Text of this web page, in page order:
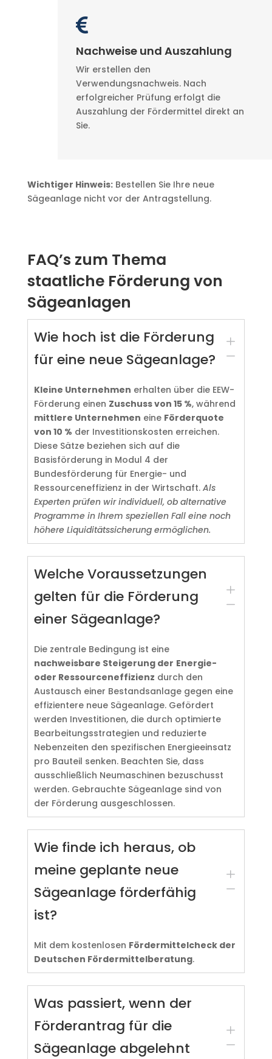

Nachweise und Auszahlung
Wir erstellen den
Verwendungsnachweis. Nach
erfolgreicher Prüfung erfolgt die
Auszahlung der Fördermittel direkt an
Sie.
Wichtiger Hinweis:Bestellen Sie Ihre neue
Sägeanlage nicht vor der Antragstellung.
FAQ’s zum Thema
staatliche Förderung von
Sägeanlagen
Wie hoch ist die Förderung
für eine neue Sägeanlage?
L
K
Kleine Unternehmen erhalten über die EEW-
Förderung einen Zuschuss von 15 %, während
mittlere Unternehmen eine Förderquote
von 10 % der Investitionskosten erreichen.
Diese Sätze beziehen sich auf die
Basisförderung in Modul 4 der
Bundesförderung für Energie- und
Ressourceneffizienz in der Wirtschaft. Als
Experten prüfen wir individuell, ob alternative
Programme in Ihrem speziellen Fall eine noch
höhere Liquiditätssicherung ermöglichen.
Welche Voraussetzungen
gelten für die Förderung
einer Sägeanlage?
L
K
Die zentrale Bedingung ist eine
nachweisbare Steigerung der Energie-
oder Ressourceneffizienz durch den
Austausch einer Bestandsanlage gegen eine
effizientere neue Sägeanlage. Gefördert
werden Investitionen, die durch optimierte
Bearbeitungsstrategien und reduzierte
Nebenzeiten den spezifischen Energieeinsatz
pro Bauteil senken. Beachten Sie, dass
ausschließlich Neumaschinen bezuschusst
werden. Gebrauchte Sägeanlage sind von
der Förderung ausgeschlossen.
Wie finde ich heraus, ob
meine geplante neue
Sägeanlage förderfähig
ist?
L
K
Mit dem kostenlosen Fördermittelcheck der
Deutschen Fördermittelberatung.
Was passiert, wenn der
Förderantrag für die
Sägeanlage abgelehnt
L
K